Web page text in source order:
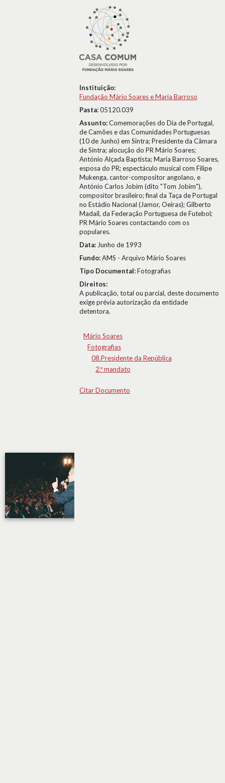
Instituição:
Fundação Mário Soares e Maria Barroso
Pasta:05120.039
Assunto:Comemorações do Dia de Portugal,
de Camões e das Comunidades Portuguesas
(10 de Junho) em Sintra; Presidente da Câmara
de Sintra; alocução do PR Mário Soares;
António Alçada Baptista; Maria Barroso Soares,
esposa do PR; espectáculo musical com Filipe
Mukenga, cantor-compositor angolano, e
António Carlos Jobim (dito "Tom Jobim"),
compositor brasileiro; final da Taça de Portugal
no Estádio Nacional (Jamor, Oeiras); Gilberto
Madaíl, da Federação Portuguesa de Futebol;
PR Mário Soares contactando com os
populares.
Data: Junho de 1993
Fundo:AMS - Arquivo Mário Soares
Tipo Documental:Fotografias
Direitos:
A publicação, total ou parcial, deste documento
exige prévia autorização da entidade
detentora.
Mário Soares
Fotografias
08.Presidente da República
2.º mandato
Citar Documento